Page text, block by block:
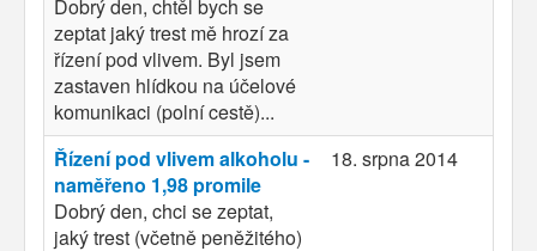
Dobrý den, chtěl bych se
zeptat jaký trest mě hrozí za
řízení pod vlivem. Byl jsem
zastaven hlídkou na účelové
komunikaci (polní cestě)...
Řízení pod vlivem alkoholu -
naměřeno 1,98 promile
Dobrý den, chci se zeptat,
jaký trest (včetně peněžitého)
18. srpna 2014